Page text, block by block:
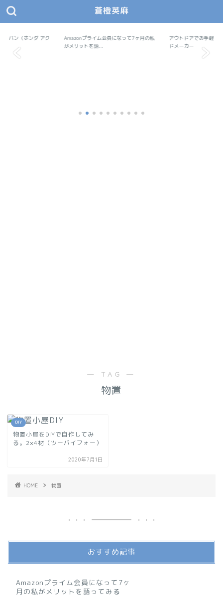
蒼橙英麻
あおとえま モノデザ
蒼橙英麻（あおとえま）の物作りデザイン研究所
軽バン（ホンダ アク
Amazon
Amazonプライム会員になって7ヶ月の私
がメリットを語...
アウトドア
アウトドアでお手軽料
ドメーカー
― TAG ―
物置
DIY
物置小屋をDIYで自作してみ
る。2×4材（ツーバイフォー）
2020年7月1日
HOME 物置
おすすめ記事
Amazonプライム会員になって7ヶ
月の私がメリットを語ってみる